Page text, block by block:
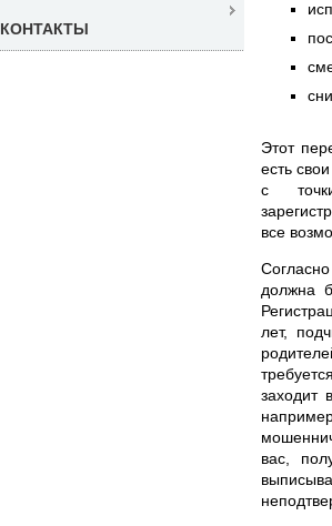
Этот
есть
с
все
должна
лет,
заходит
вас,
КОНТАКТЫ